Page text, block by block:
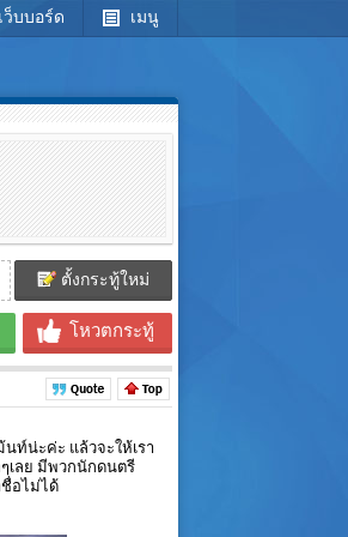
เว็บบอร์ด เมนู
ตั้งกระทู้ใหม่
โหวตกระทู้
ท์น่ะค่ะ แล้วจะให้เรา
เลย มีพวกนักดนตรี
ชื่อไม่ได้